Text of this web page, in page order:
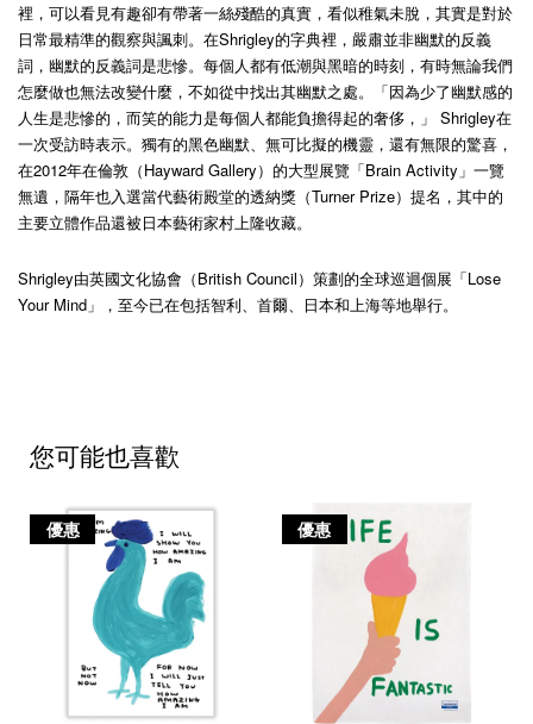
裡，可以看見有趣卻有帶著一絲殘酷的真實，看似稚氣未脫，其實是對於
日常最精準的觀察與諷刺。在Shrigley的字典裡，嚴肅並非幽默的反義
詞，幽默的反義詞是悲慘。每個人都有低潮與黑暗的時刻，有時無論我們
怎麼做也無法改變什麼，不如從中找出其幽默之處。「因為少了幽默感的
人生是悲慘的，而笑的能力是每個人都能負擔得起的奢侈，」 Shrigley在
一次受訪時表示。獨有的黑色幽默、無可比擬的機靈，還有無限的驚喜，
在2012年在倫敦（Hayward Gallery）的大型展覽「Brain Activity」一覽
無遺，隔年也入選當代藝術殿堂的透納獎（Turner Prize）提名，其中的
主要立體作品還被日本藝術家村上隆收藏。
Shrigley由英國文化協會（British Council）策劃的全球巡迴個展「Lose
Your Mind」，至今已在包括智利、首爾、日本和上海等地舉行。
您可能也喜歡
優惠 優惠